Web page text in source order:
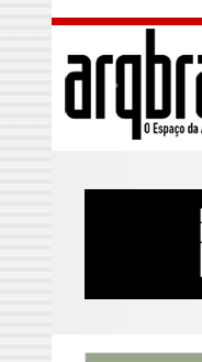
Skip to main content